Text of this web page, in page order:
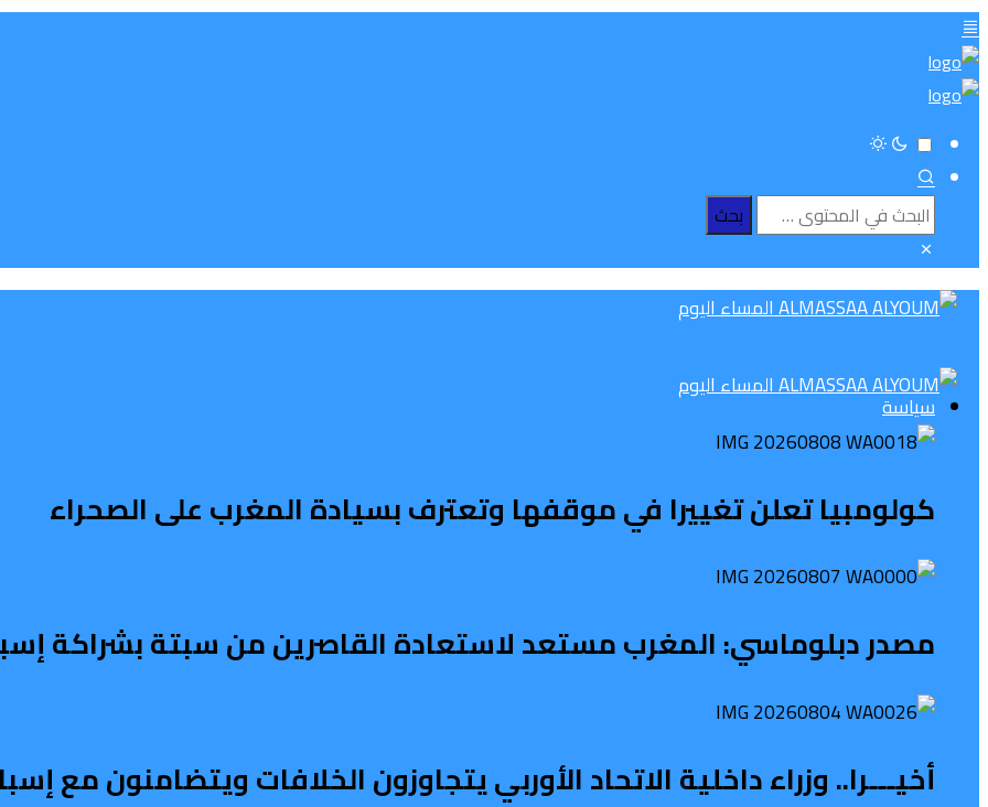
سياسة
كولومبيا تعلن تغييرا في موقفها وتعترف بسيادة المغرب على الصحراء
مصدر دبلوماسي: المغرب مستعد لاستعادة القاصرين من سبتة بشراكة
أخيـــرا.. وزراء داخلية الاتحاد الأوربي يتجاوزون الخلافات ويتضامنون مع